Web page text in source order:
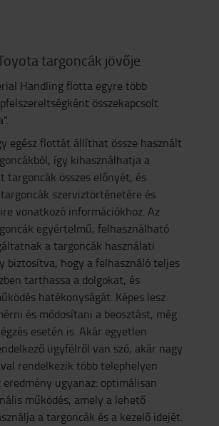
targoncák jövője
Handling flotta egyre több
összekapcsolt
egész flottát állíthat össze használt
így kihasználhatja a
targoncák összes előnyét, és
szerviztörténetére és
vonatkozó információkhoz. Az
egyértelmű, felhasználható
a targoncák használati
biztosítva, hogy a felhasználó teljes
tarthassa a dolgokat, és
hatékonyságát. Képes lesz
és módosítani a beosztást, még
esetén is. Akár egyetlen
ügyfélről van szó, akár nagy
rendelkezik több telephelyen
ugyanaz: optimálisan
működés, amely a lehető
a targoncák és a kezelő idejét.